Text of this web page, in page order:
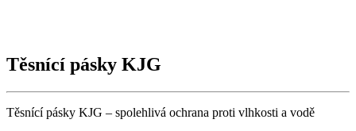
Těsnící pásky KJG
Těsnící pásky KJG – spolehlivá ochrana proti vlhkosti a vodě